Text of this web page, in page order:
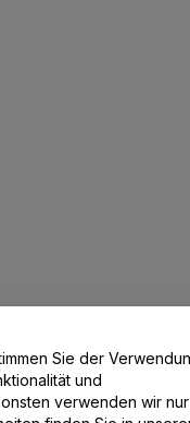
Sie der
und